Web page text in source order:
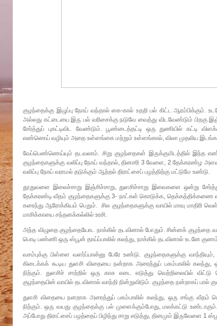
குழந்தைக்கு இழுப்பு நோய் வந்தால் கை-கால் உதறி பல் கிட்ட ஆரம்பிக்கும்.
அல்லது கட்டையை இரு பல் வரிசைக்கு நடுவே வைத்து விடவேண்டும் பிறகு
சேர்த்துப் புகட்டிவிட வேண்டும். பூண்டைத்தட்டி ஒரு துணியில் கட்டி
எண்ணெய் வழியும் அதை உள்ளங்கை மற்றும் உள்ளங்கால், விலா முதலிய
வேப்பெண்ணெய்யும் தடவலாம். சிறு குழந்தைகள் இருக்குமிடத்தில் இந்த
குழந்தைகளுக்கு வலிப்பு நோய் வந்தால், தினசரி 3 வேளை, 2 தேக்கரண்ழ
வலிப்பு நோய் வராமல் தடுக்கும் ஆற்றல் திராட்சைப் பழத்திற்கு மட்டுமே உண்டு.
தூதுவளை இலைச்சாறு இஞ்சிச்சாறு, துளசிச்சாறு இவைகளை ஒன்று
தேக்கரண்டி வீதம் குழந்தைகளுக்கு 3- நாட்கள் கொடுக்க, தெக்கத்திக்கணை
கரைந்து ஆரோக்கியம் பெறும். சில குழந்தைகளுக்கு வாயில் மாவு மாதிரி
மாசிக்காயை சந்தனக்கல்லில் உரசி.
அந்த விழுதை குழந்தையோட நாக்கில் தடவினால் போதும். சின்னக் குழந்தை
பொடி பண்ணி ஒரு ஸ்பூன் தாய்ப்பாலில் கலந்து, நாக்கில் தடவினால் உடனே
வசம்புக்கு பிள்ளை வளர்ப்பான்னு பேரே உண்டு. குழந்தைகளுக்கு வாந்தியும்,
கிடைக்கக் கூடிய துளசி விதையை நன்றாக அரைத்துப் பசும்பாலில்
நிற்கும். துளசிச் சாற்றில் ஒரு காசு எடை எடுத்து வெற்றிலையில்
குழந்தையின் வாயில் தடவினால் வாந்தி நின்றுவிடும். குழந்தை நன்றாகப் பால்
துளசி விதையை நனறாக அரைத்துப் பசும்பாலில் கலந்து, ஒரு சங்கு வீதம்
நிற்கும். ஒரு வயது குழந்தைக்கு பல் முளைக்கும்போது, மலக்கட்டு
அப்போது திராட்சைப் பழத்தைப் பிழிந்து சாறு எடுத்து, தினமும் இருவேளை 1